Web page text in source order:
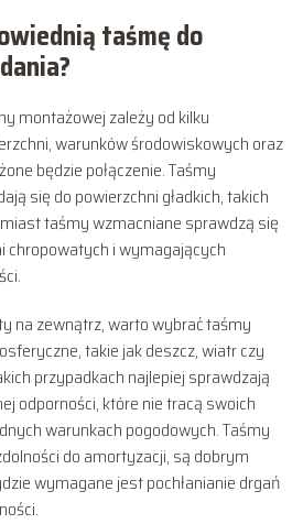
taśmę do
montażowej zależy od kilku
warunków środowiskowych oraz
będzie połączenie. Taśmy
się do powierzchni gładkich, takich
taśmy wzmacniane sprawdzą się
chropowatych i wymagających
na zewnątrz, warto wybrać taśmy
takie jak deszcz, wiatr czy
przypadkach najlepiej sprawdzają
odporności, które nie tracą swoich
warunkach pogodowych. Taśmy
do amortyzacji, są dobrym
wymagane jest pochłanianie drgań